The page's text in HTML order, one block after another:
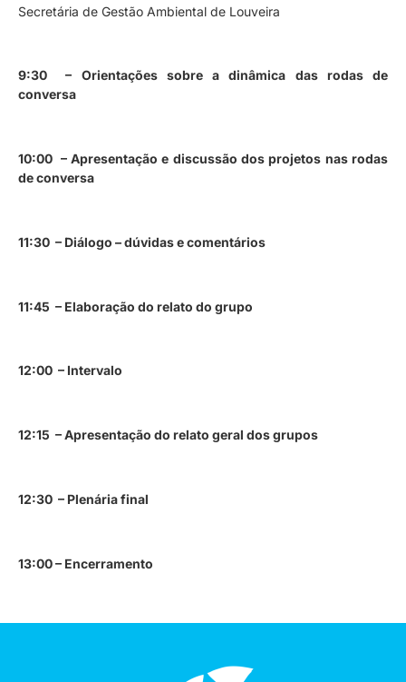
Secretária de Gestão Ambiental de Louveira
9:30 – Orientações sobre a dinâmica das rodas de
conversa
10:00 – Apresentação e discussão dos projetos nas rodas
de conversa
11:30 – Diálogo – dúvidas e comentários
11:45 – Elaboração do relato do grupo
12:00 – Intervalo
12:15 – Apresentação do relato geral dos grupos
12:30 – Plenária final
13:00 – Encerramento